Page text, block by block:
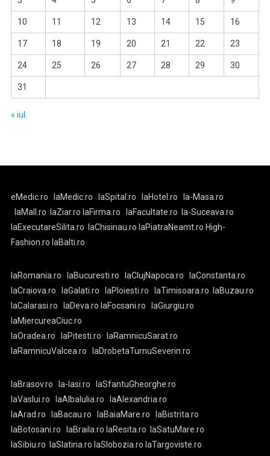
10 11 12 13 14 15 16
17 18 19 20 21 22 23
24 25 26 27 28 29 30
31
« iul.
eMedic.ro laMedic.ro laSpital.ro laHotel.ro
la-Masa.ro
laMall.ro
laZiar.ro laFirma.ro laFacultate.ro
la-Suceava.ro
laExecutareSilita.ro
laChisinau.ro laPiatraNeamt.ro High-
Fashion.ro laBalti.ro
laRomania.ro laBucuresti.ro laClujNapoca.ro
laConstanta.ro
laCraiova.ro
laGalati.ro laPloiesti.ro laTimisoara.ro
laBuzau.ro
laCalarasi.ro
laDeva.ro laFocsani.ro
laGiurgiu.ro
laMiercureaCiuc.ro
laOradea.ro
laPitesti.ro
laRamnicuSarat.ro
laRamnicuValcea.ro
laDrobetaTurnuSeverin.ro
laBrasov.ro la-Iasi.ro
laSfantuGheorghe.ro
laVaslui.ro
laAlbaIulia.ro
laAlexandria.ro
laArad.ro
laBacau.ro laBaiaMare.ro
laBistrita.ro
laBotosani.ro
laBraila.ro laResita.ro
laSatuMare.ro
laSibiu.ro
laSlatina.ro laSlobozia.ro laTargoviste.ro